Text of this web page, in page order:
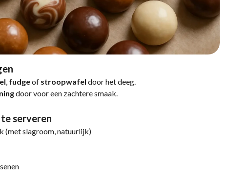
, fudgeof stroopwafel door het deeg.
door voor een zachtere smaak.
serveren
(met slagroom, natuurlijk)